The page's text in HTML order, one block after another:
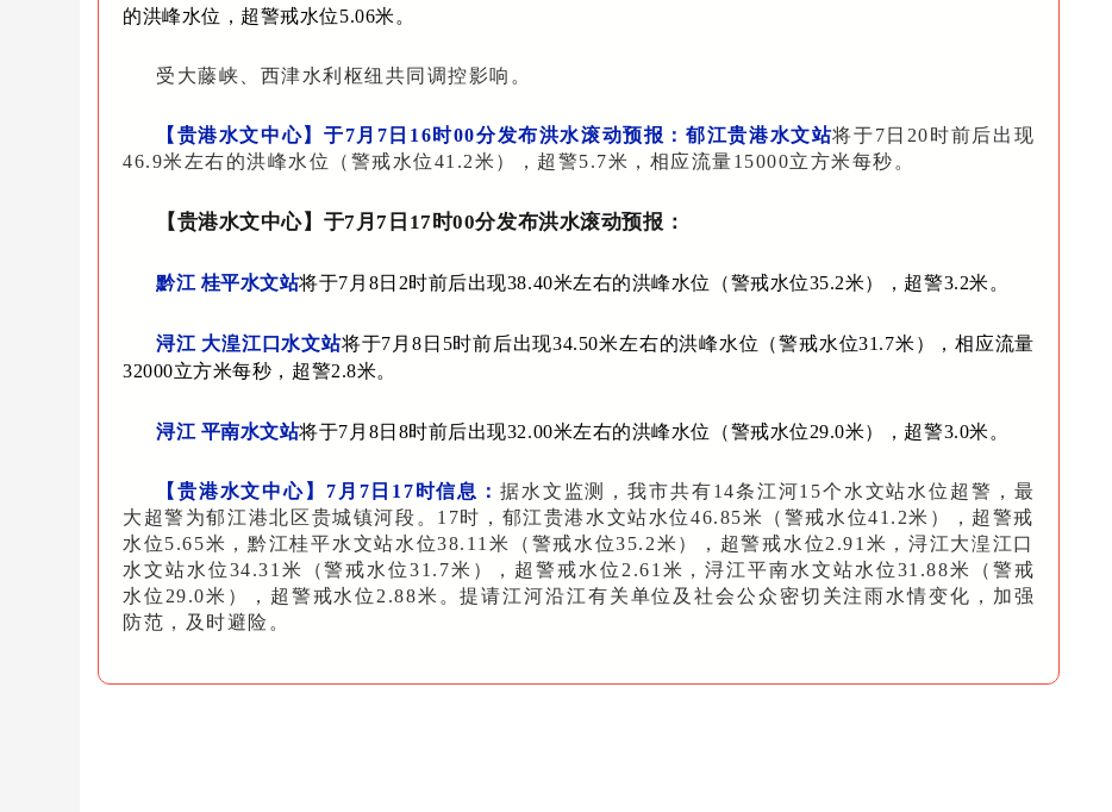
的洪峰水位，超警戒水位5.06米。
受大藤峡、西津水利枢纽共同调控影响。
【贵港水文中心】于7月7日16时00分发布洪水滚动预报：郁江贵港水文站将于7日20时前后出现
46.9米左右的洪峰水位（警戒水位41.2米），超警5.7米，相应流量15000立方米每秒。
【贵港水文中心】于7月7日17时00分发布洪水滚动预报：
黔江 桂平水文站将于7月8日2时前后出现38.40米左右的洪峰水位（警戒水位35.2米），超警3.2米。
浔江 大湟江口水文站将于7月8日5时前后出现34.50米左右的洪峰水位（警戒水位31.7米），相应流量
32000立方米每秒，超警2.8米。
浔江 平南水文站将于7月8日8时前后出现32.00米左右的洪峰水位（警戒水位29.0米），超警3.0米。
【贵港水文中心】7月7日17时信息：据水文监测，我市共有14条江河15个水文站水位超警，最
大超警为郁江港北区贵城镇河段。17时，郁江贵港水文站水位46.85米（警戒水位41.2米），超警戒
水位5.65米，黔江桂平水文站水位38.11米（警戒水位35.2米），超警戒水位2.91米，浔江大湟江口
水文站水位34.31米（警戒水位31.7米），超警戒水位2.61米，浔江平南水文站水位31.88米（警戒
水位29.0米），超警戒水位2.88米。提请江河沿江有关单位及社会公众密切关注雨水情变化，加强
防范，及时避险。